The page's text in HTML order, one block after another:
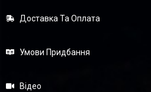
Доставка Та Оплата
Умови Придбання
Відео